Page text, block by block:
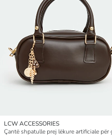
LCW ACCESSORIES
Çantë shpatulle prej lëkure artificiale për